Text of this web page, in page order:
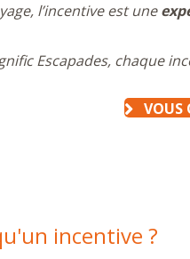
l’incentive est une
Escapades, chaque
VOUS
incentive ?